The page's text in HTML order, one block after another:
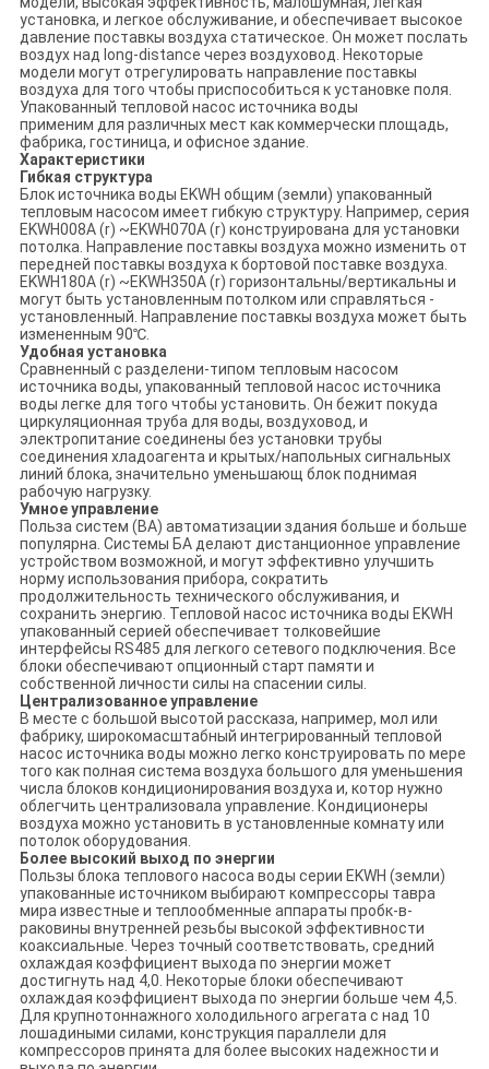
установка, и легкое обслуживание, и обеспечивает высокое
давление поставкы воздуха статическое. Он может послать
воздух над long-distance через воздуховод. Некоторые
модели могут отрегулировать направление поставкы
воздуха для того чтобы приспособиться к установке поля.
Упакованный тепловой насос источника воды
применим для различных мест как коммерчески площадь,
фабрика, гостиница, и офисное здание.
Характеристики
Гибкая структура
Блокисточника воды EKWH общим (земли) упакованный
тепловым насосом имеет гибкую структуру. Например, серия
EKWH008A (r) ~EKWH070A (r) конструирована для установки
потолка. Направление поставкы воздуха можно изменить от
передней поставкы воздуха к бортовой поставке воздуха.
EKWH180A (r) ~EKWH350A (r) горизонтальны/вертикальны и
могут быть установленным потолком или справляться -
установленный. Направление поставкы воздуха может быть
измененным 90℃.
Удобная установка
Сравненный с разделени-типом тепловым насосом
источника воды, упакованный тепловой насос источника
воды легке для того чтобы установить. Он бежит покуда
циркуляционная труба для воды, воздуховод, и
электропитание соединены без установки трубы
соединения хладоагента и крытых/напольных сигнальных
линий блока, значительно уменьшающ блок поднимая
рабочую нагрузку.
Умное управление
Польза систем (BA) автоматизации здания больше и больше
популярна. Системы БА делают дистанционное управление
устройством возможной, и могут эффективно улучшить
норму использования прибора, сократить
продолжительность технического обслуживания, и
сохранить энергию. Тепловой насос источника воды EKWH
упакованный серией обеспечивает толковейшие
интерфейсы RS485 для легкого сетевого подключения. Все
блоки обеспечивают опционный старт памяти и
собственной личности силы на спасении силы.
Централизованное управление
В месте с большой высотой рассказа, например, мол или
фабрику, широкомасштабный интегрированный тепловой
насос источника воды можно легко конструировать по мере
того как полная система воздуха большого для уменьшения
числа блоков кондиционирования воздуха и, котор нужно
облегчить централизовала управление. Кондиционеры
воздуха можно установить в установленные комнату или
потолок оборудования.
Более высокий выход по энергии
Пользы блока теплового насоса воды серии EKWH (земли)
упакованные источником выбирают компрессоры тавра
мира известные и теплообменные аппараты пробк-в-
раковины внутренней резьбы высокой эффективности
коаксиальные. Через точный соответствовать, средний
охлаждая коэффициент выхода по энергии может
достигнуть над 4,0. Некоторые блоки обеспечивают
охлаждая коэффициент выхода по энергии больше чем 4,5.
Для крупнотоннажного холодильного агрегата с над 10
лошадиными силами, конструкция параллели для
компрессоров принята для более высоких надежности и